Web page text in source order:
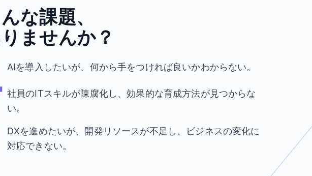
な課題、
ませんか？
AIを導入したいが、何から手をつければ良いかわからない。
社員のITスキルが陳腐化し、効果的な育成方法が見つからな
い。
DXを進めたいが、開発リソースが不足し、ビジネスの変化に
対応できない。